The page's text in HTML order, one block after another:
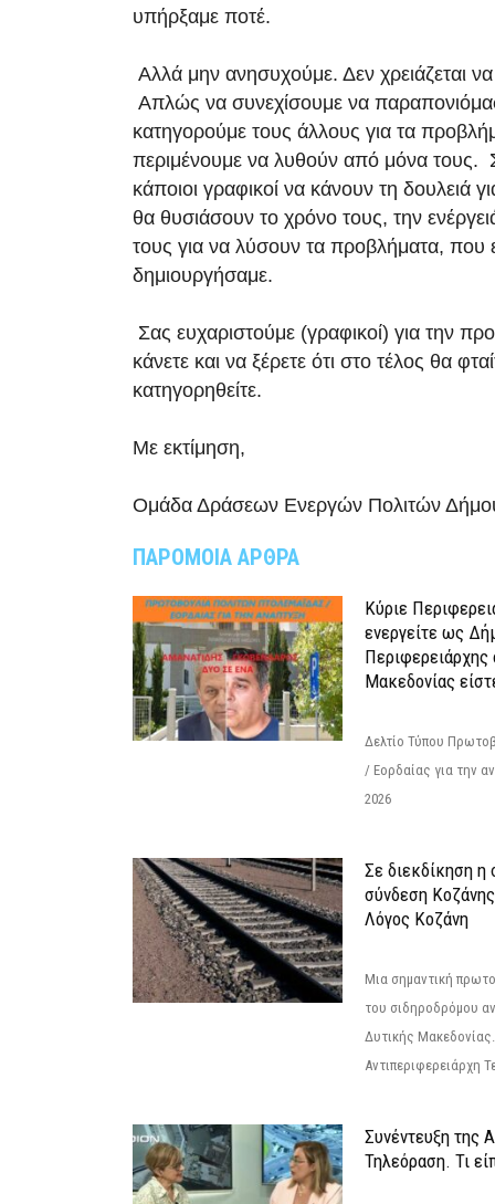
υπήρξαμε ποτέ.
Αλλά μην ανησυχούμε. Δεν χρειάζεται
Απλώς να συνεχίσουμε να
κατηγορούμε τους άλλους για τα
περιμένουμε να λυθούν από μόνα τους.
κάποιοι γραφικοί να κάνουν τη δουλειά
θα θυσιάσουν το χρόνο τους, την
τους για να λύσουν τα προβλήματα, που
δημιουργήσαμε.
Σας ευχαριστούμε (γραφικοί) για την
κάνετε και να ξέρετε ότι στο τέλος θα
κατηγορηθείτε.
Με εκτίμηση,
Ομάδα Δράσεων Ενεργών Πολιτών
ΠΑΡΟΜΟΙΑ ΑΡΘΡΑ
Κύριε
ενεργείτε ως
Περιφερειάρχης
Μακεδονίας
Δελτίο Τύπου
/ Εορδαίας για την
2026
Σε διεκδίκηση η
σύνδεση
Λόγος Κοζάνη
Μια σημαντική
του σιδηροδρόμου
Δυτικής
Αντιπεριφερειάρχη
Συνέντευξη της
Τηλεόραση. Τι